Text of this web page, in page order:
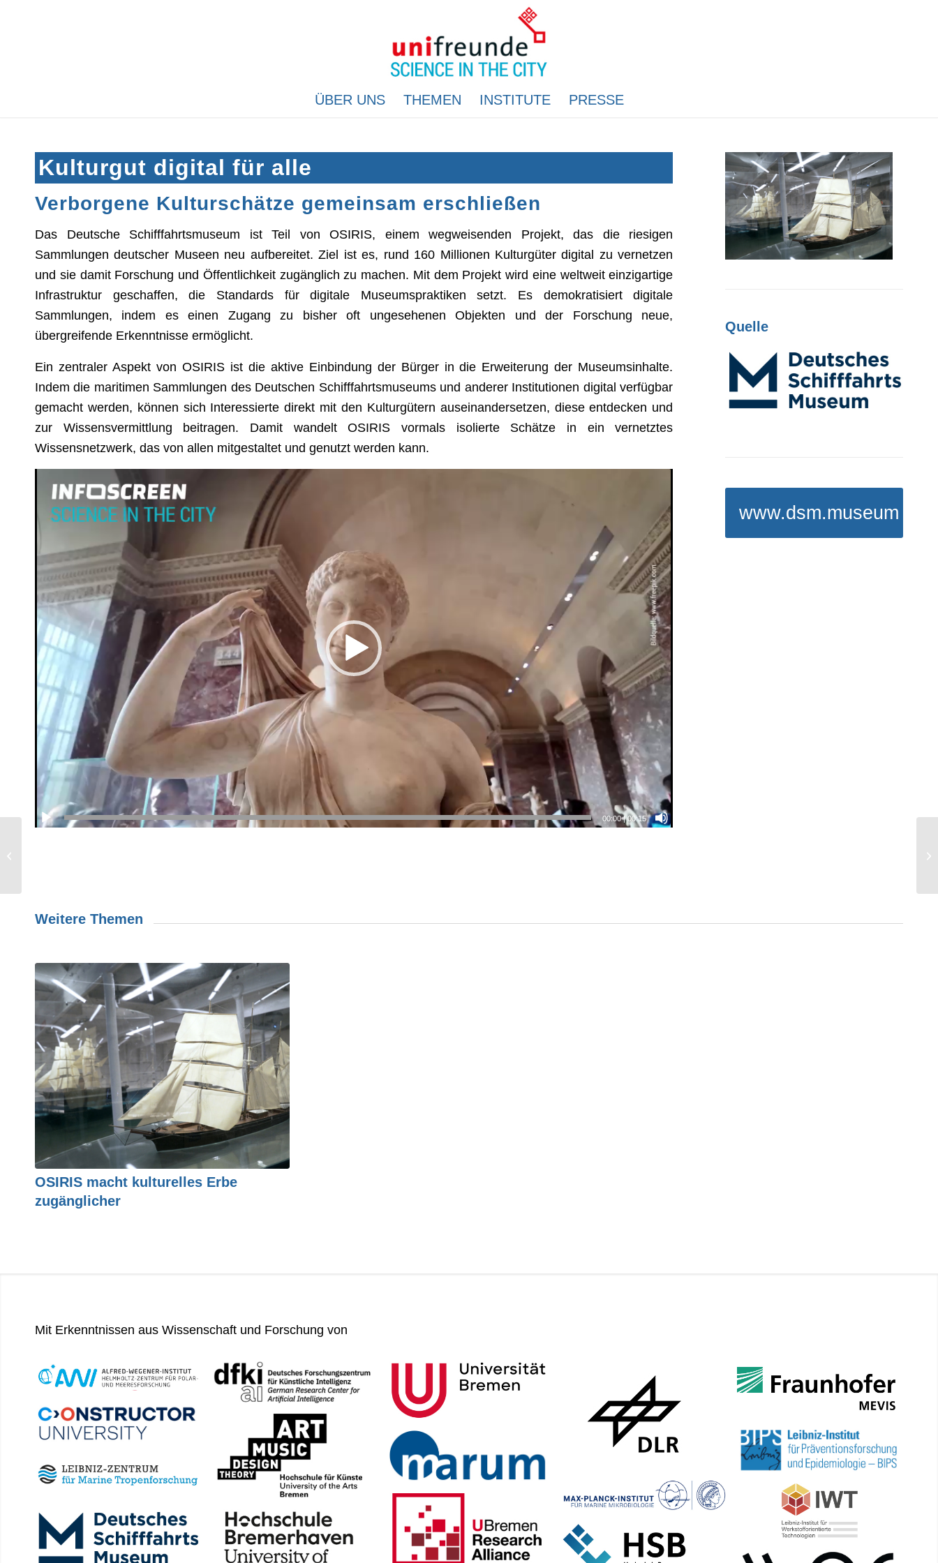
ÜBER UNS THEMEN INSTITUTE PRESSE
Kulturgut digital für alle
Verborgene Kulturschätze gemeinsam erschließen
Das Deutsche Schifffahrtsmuseum ist Teil von OSIRIS, einem wegweisenden Projekt, das die riesigen
Sammlungen deutscher Museen neu aufbereitet. Ziel ist es, rund 160 Millionen Kulturgüter digital zu vernetzen
und sie damit Forschung und Öffentlichkeit zugänglich zu machen. Mit dem Projekt wird eine weltweit einzigartige
Infrastruktur geschaffen, die Standards für digitale Museumspraktiken setzt. Es demokratisiert digitale
Sammlungen, indem es einen Zugang zu bisher oft ungesehenen Objekten und der Forschung neue,
übergreifende Erkenntnisse ermöglicht.
Ein zentraler Aspekt von OSIRIS ist die aktive Einbindung der Bürger in die Erweiterung der Museumsinhalte.
Indem die maritimen Sammlungen des Deutschen Schifffahrtsmuseums und anderer Institutionen digital verfügbar
gemacht werden, können sich Interessierte direkt mit den Kulturgütern auseinandersetzen, diese entdecken und
zur Wissensvermittlung beitragen. Damit wandelt OSIRIS vormals isolierte Schätze in ein vernetztes
Wissensnetzwerk, das von allen mitgestaltet und genutzt werden kann.
00:00|00:15
Quelle
www.dsm.museum
Weitere Themen
OSIRIS macht kulturelles Erbe
zugänglicher
Mit Erkenntnissen aus Wissenschaft und Forschung von